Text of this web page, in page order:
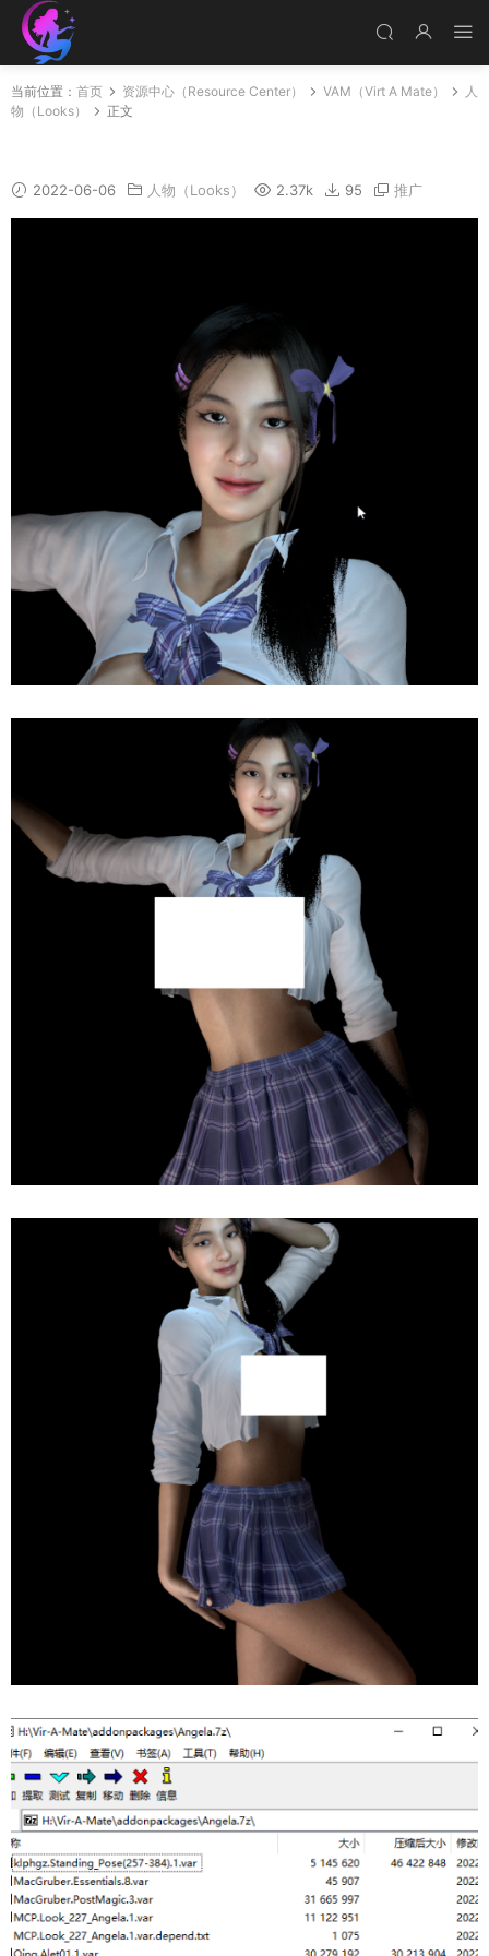
当前位置： 首页 资源中心（Resource Center） VAM（Virt A Mate）
人
物（Looks）
正文
2022-06-06 人物（Looks） 2.37k 95 推广